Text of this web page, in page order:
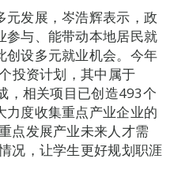
元发展，岑浩辉表示，政
参与、能带动本地居民就
创设多元就业机会。今年
投资计划，其中属于
，相关项目已创造493个
度收集重点产业企业的
点发展产业未来人才需
况，让学生更好规划职涯